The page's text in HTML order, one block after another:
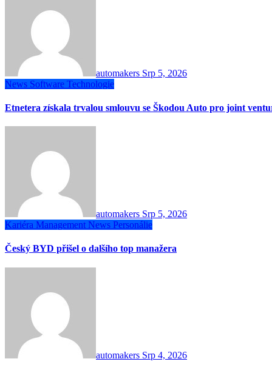
automakers Srp 5, 2026
News Software Technologie
Etnetera získala trvalou smlouvu se Škodou Auto pro joint
automakers Srp 5, 2026
Kariéra Management News Personálie
Český BYD přišel o dalšího top manažera
automakers Srp 4, 2026